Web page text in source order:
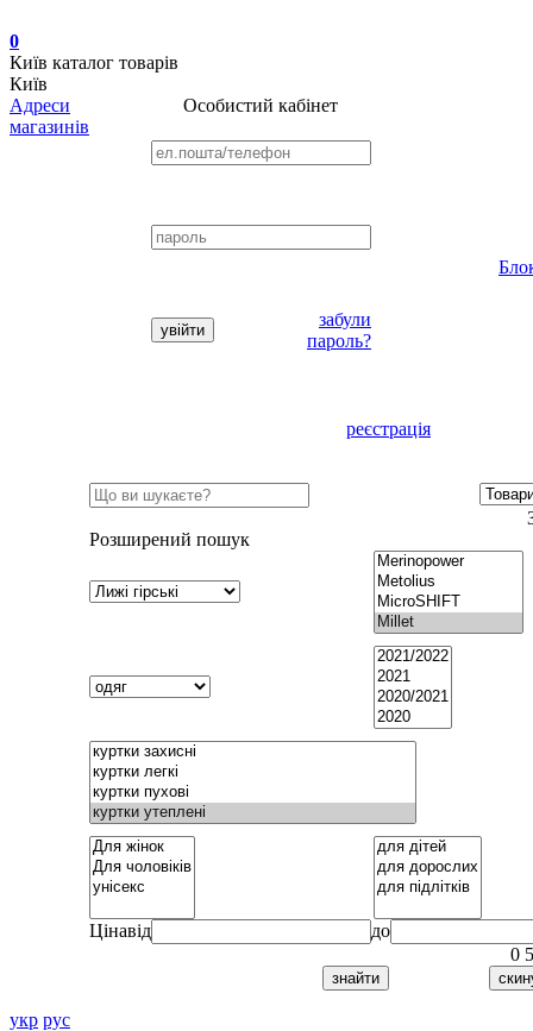
0
Київ каталог товарів
Київ
Адреси
магазинів
Особистий кабінет
забули
пароль?
реєстрація
Розширений пошук
Цінавід
до
0
укр рус